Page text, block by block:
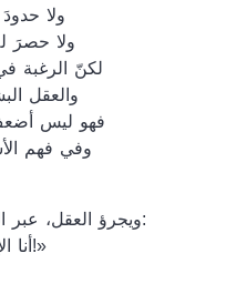
ولا
ولا حصرَ
لكنّ الرغبة
والعقل
فهو ليس
وفي فهم
ويجرؤ العقل، عبر العصور وفي كلِّ لحظة، أن يُردّد:
«أنا الإنسان — أنا الكون — أنا الإله!»